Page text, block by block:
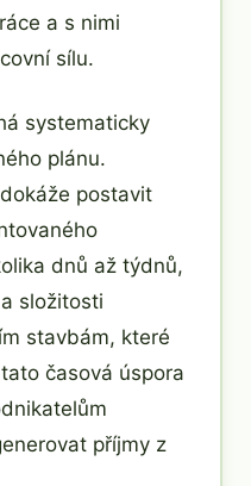
a s nimi
sílu.
systematicky
plánu.
postavit
dnů až týdnů,
složitosti
stavbám, které
časová úspora
příjmy z